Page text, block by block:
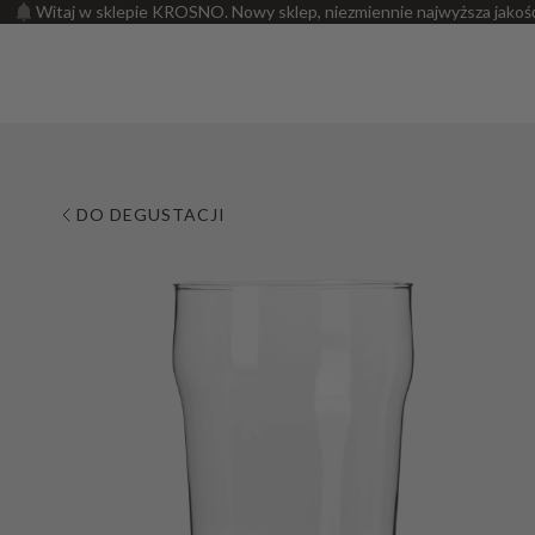
Witaj w sklepie KROSNO. Nowy sklep, niezmiennie najwyższa
DO DEGUSTACJI